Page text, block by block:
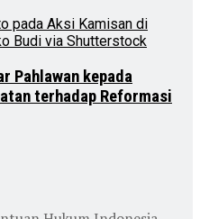
Pahlawan kepada
terhadap Reformasi